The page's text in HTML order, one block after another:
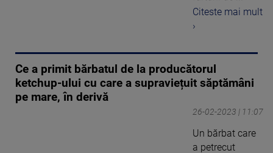
Citeste mai mult
›
Ce a primit bărbatul de la producătorul
ketchup-ului cu care a supraviețuit săptămâni
pe mare, în derivă
26-02-2023 | 11:07
Un bărbat care
a petrecut